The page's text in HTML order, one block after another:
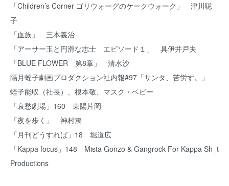
「Children’s Corner ゴリウォーグのケークウォーク」 津川聡
子
「血族」 三本義治
「アーサー玉と円滑な志士 エピソード１」 具伊井戸夫
「BLUE FLOWER 第8章」 清水沙
隔月蛭子劇画プロダクション社内報#97「サンタ、苦労す。」
蛭子能収（社長）、根本敬、マスク・ベビー
「哀愁劇場」160 東陽片岡
「夜を歩く」 神村篤
「月刊どうすれば」18 堀道広
「Kappa focus」148 Mista Gonzo & Gangrock For Kappa Sh_t
Productions